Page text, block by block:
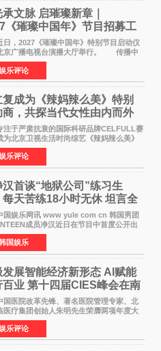
文脉 启璀璨新章｜
《璀璨中国年》节目招募工
满启动
2027《璀璨中国年》特别节目启动仪
京广播电视台演播大厅举行。 传播中
传统文化，弘扬纯正国风艺术，打造高规
质感、正能量的文艺盛典，是璀璨中国年
渝的初心
乐评论
复成为《辣妈辣么美》特别
商，共探当代女性由内而外
美严肃抗衰的国际科研品牌CELFULL赛
为北京卫视生活时尚综艺《辣妈辣么美》
赞助商,明星辣妈袁咏仪倾情参与，向广大
性传递健康生活新主张，寄语当代女性在
自我之间
乐评论
汉首谈“地狱公司”练习生
每天苦练18小时无休 坦言全
员撑过来
乐网讯 www yule com cn 韩国男团
成员净汉近日在节目中首度公开出
残酷练习生经历，并提及经纪公司Pledis
引发广泛关注。 在8月2日播出的日本
艺节目《周
国娱乐
发展智能经济新形态 Al赋能
百业 第十四届CIES峰会在南
大召开
院改革先锋、著名医院管理专家、北
医疗集团创始人朱明先生荣膺两项年度大
年7月31日，盛夏金陵，长江之畔，
地·真务实·强链接为主题的2026&lsquo;人
+&rsquo
乐评论